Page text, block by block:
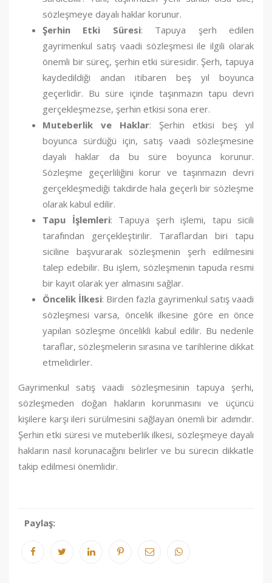
sözleşmeye dayalı haklar korunur.
Şerhin Etki Süresi: Tapuya şerh edilen
gayrimenkul satış vaadi sözleşmesi ile ilgili olarak
önemli bir süreç, şerhin etki süresidir. Şerh, tapuya
kaydedildiği andan itibaren beş yıl boyunca
geçerlidir. Bu süre içinde taşınmazın tapu devri
gerçekleşmezse, şerhin etkisi sona erer.
Muteberlik ve Haklar: Şerhin etkisi beş yıl
boyunca sürdüğü için, satış vaadi sözleşmesine
dayalı haklar da bu süre boyunca korunur.
Sözleşme geçerliliğini korur ve taşınmazın devri
gerçekleşmediği takdirde hala geçerli bir sözleşme
olarak kabul edilir.
Tapu İşlemleri: Tapuya şerh işlemi, tapu sicili
tarafından gerçekleştirilir. Taraflardan biri tapu
siciline başvurarak sözleşmenin şerh edilmesini
talep edebilir. Bu işlem, sözleşmenin tapuda resmi
bir kayıt olarak yer almasını sağlar.
Öncelik İlkesi: Birden fazla gayrimenkul satış vaadi
sözleşmesi varsa, öncelik ilkesine göre en önce
yapılan sözleşme öncelikli kabul edilir. Bu nedenle
taraflar, sözleşmelerin sırasına ve tarihlerine dikkat
etmelidirler.
Gayrimenkul satış vaadi sözleşmesinin tapuya şerhi,
sözleşmeden doğan hakların korunmasını ve üçüncü
kişilere karşı ileri sürülmesini sağlayan önemli bir adımdır.
Şerhin etki süresi ve muteberlik ilkesi, sözleşmeye dayalı
hakların nasıl korunacağını belirler ve bu sürecin dikkatle
takip edilmesi önemlidir.
Paylaş: